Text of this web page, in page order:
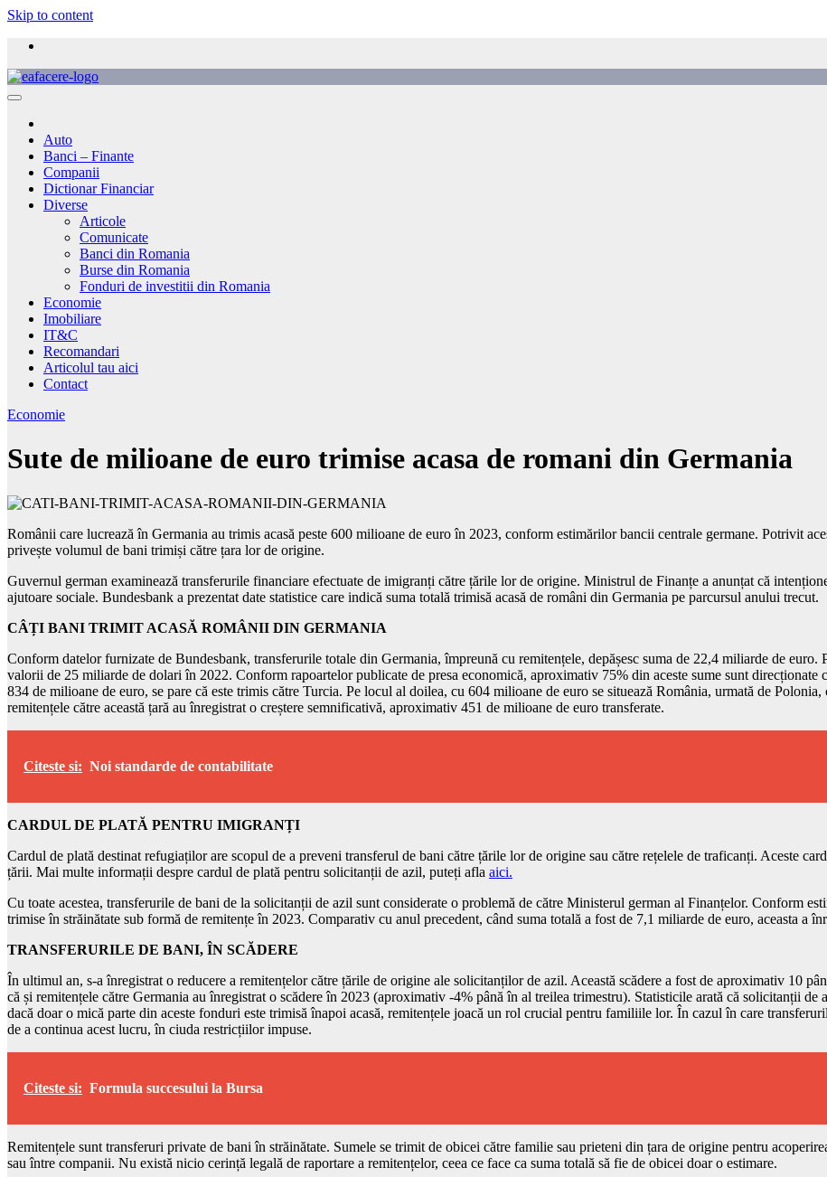
Skip to content
Auto
Banci – Finante
Companii
Dictionar Financiar
Diverse
Articole
Comunicate
Banci din Romania
Burse din Romania
Fonduri de investitii din Romania
Economie
Imobiliare
IT&C
Recomandari
Articolul tau aici
Contact
Economie
Sute de milioane de euro trimise acasa de romani din Germania
Românii care lucrează în Germania au trimis acasă peste 600 milioane de euro în 2023, conform estimărilor bancii centrale germane. Potrivit
privește volumul de bani trimiși către țara lor de origine.
Guvernul german examinează transferurile financiare efectuate de imigranți către țările lor de origine. Ministrul de Finanțe a anunțat că
ajutoare sociale. Bundesbank a prezentat date statistice care indică suma totală trimisă acasă de români din Germania pe parcursul anului trecut.
CÂȚI BANI TRIMIT ACASĂ ROMÂNII DIN GERMANIA
Conform datelor furnizate de Bundesbank, transferurile totale din Germania, împreună cu remitențele, depășesc suma de 22,4 miliarde de
valorii de 25 miliarde de dolari în 2022. Conform rapoartelor publicate de presa economică, aproximativ 75% din aceste sume sunt
834 de milioane de euro, se pare că este trimis către Turcia. Pe locul al doilea, cu 604 milioane de euro se situează România, urmată de
remitențele către această țară au înregistrat o creștere semnificativă, aproximativ 451 de milioane de euro transferate.
Citeste si: Noi standarde de contabilitate
CARDUL DE PLATĂ PENTRU IMIGRANȚI
Cardul de plată destinat refugiaților are scopul de a preveni transferul de bani către țările lor de origine sau către rețelele de traficanți. Aceste
țării. Mai multe informații despre cardul de plată pentru solicitanții de azil, puteți afla aici.
Cu toate acestea, transferurile de bani de la solicitanții de azil sunt considerate o problemă de către Ministerul german al Finanțelor. Conform
trimise în străinătate sub formă de remitențe în 2023. Comparativ cu anul precedent, când suma totală a fost de 7,1 miliarde de euro, aceasta a
TRANSFERURILE DE BANI, ÎN SCĂDERE
În ultimul an, s-a înregistrat o reducere a remitențelor către țările de origine ale solicitanților de azil. Această scădere a fost de aproximativ 10
că și remitențele către Germania au înregistrat o scădere în 2023 (aproximativ -4% până în al treilea trimestru). Statisticile arată că solicitanții
dacă doar o mică parte din aceste fonduri este trimisă înapoi acasă, remitențele joacă un rol crucial pentru familiile lor. În cazul în care
de a continua acest lucru, în ciuda restricțiilor impuse.
Citeste si: Formula succesului la Bursa
Remitențele sunt transferuri private de bani în străinătate. Sumele se trimit de obicei către familie sau prieteni din țara de origine pentru
sau între companii. Nu există nicio cerință legală de raportare a remitențelor, ceea ce face ca suma totală să fie de obicei doar o estimare.